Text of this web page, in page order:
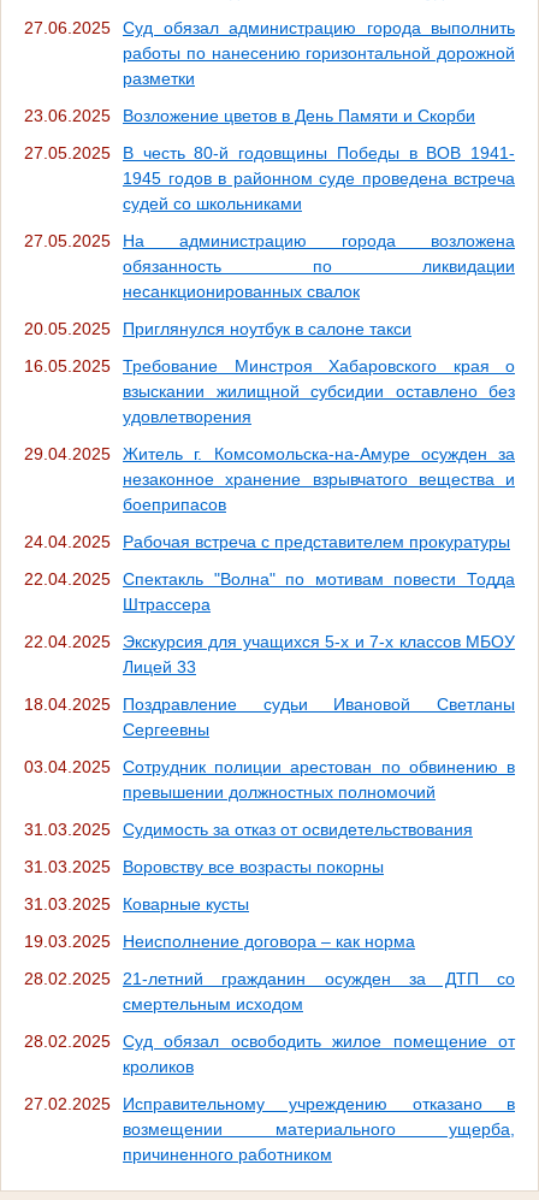
27.06.2025
Суд обязал администрацию города выполнить
работы по нанесению горизонтальной дорожной
разметки
23.06.2025
Возложение цветов в День Памяти и Скорби
27.05.2025
В честь 80-й годовщины Победы в ВОВ 1941-
1945 годов в районном суде проведена встреча
судей со школьниками
27.05.2025
На администрацию города возложена
обязанность по ликвидации
несанкционированных свалок
20.05.2025
Приглянулся ноутбук в салоне такси
16.05.2025
Требование Минстроя Хабаровского края о
взыскании жилищной субсидии оставлено без
удовлетворения
29.04.2025
Житель г. Комсомольска-на-Амуре осужден за
незаконное хранение взрывчатого вещества и
боеприпасов
24.04.2025
Рабочая встреча с представителем прокуратуры
22.04.2025
Спектакль "Волна" по мотивам повести Тодда
Штрассера
22.04.2025
Экскурсия для учащихся 5-х и 7-х классов МБОУ
Лицей 33
18.04.2025
Поздравление судьи Ивановой Светланы
Сергеевны
03.04.2025
Сотрудник полиции арестован по обвинению в
превышении должностных полномочий
31.03.2025
Судимость за отказ от освидетельствования
31.03.2025
Воровству все возрасты покорны
31.03.2025
Коварные кусты
19.03.2025
Неисполнение договора – как норма
28.02.2025
21-летний гражданин осужден за ДТП со
смертельным исходом
28.02.2025
Суд обязал освободить жилое помещение от
кроликов
27.02.2025
Исправительному учреждению отказано в
возмещении материального ущерба,
причиненного работником